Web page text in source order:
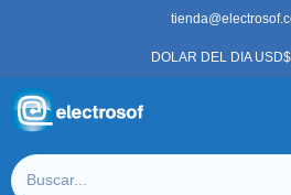
DOLAR DEL DIA